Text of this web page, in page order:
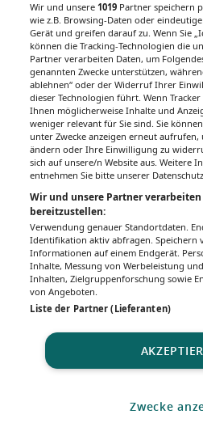
IMPRESSUM DATENSCHUTZ BAFG
MEDIADATEN & TARIFE PRESSE
© 2026Gesund.at– All rights reserved
Wir und unsere1019 Partner speichern
wie z.B. Browsing-Daten oder
Gerät und greifen darauf zu. Wenn Sie
können die Tracking-Technologien die
Partner verarbeiten Daten, um
genannten Zwecke unterstützen,
ablehnen“ oder der Widerruf Ihrer
dieser Technologien führt. Wenn
Ihnen möglicherweise Inhalte und
weniger relevant für Sie sind. Sie
unter Zwecke anzeigen erneut aufrufen,
ändern oder Ihre Einwilligung zu
sich auf unsere/n Website aus. Weitere
entnehmen Sie bitte unserer
Wir und unsere Partner
bereitzustellen:
Verwendung genauer Standortdaten.
Identifikation aktiv abfragen. Speichern
Informationen auf einem Endgerät.
Inhalte, Messung von Werbeleistung
Inhalten, Zielgruppenforschung sowie
von Angeboten.
Liste der Partner (Lieferanten)
Zwecke